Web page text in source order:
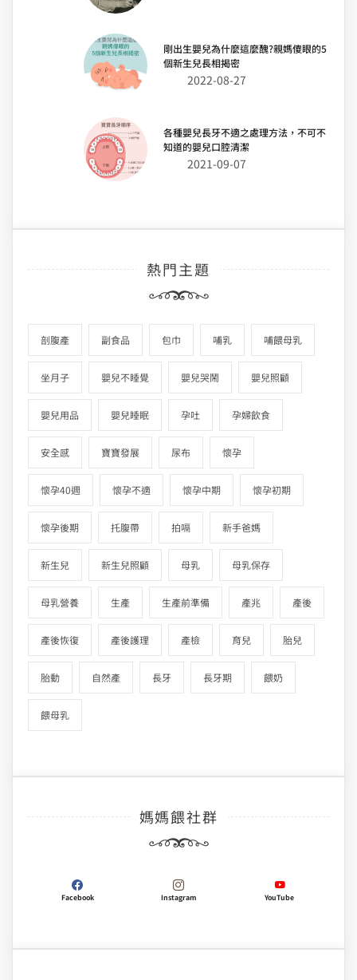
剛出生嬰兒為什麼這麼醜?親媽傻眼的5
個新生兒長相揭密
2022-08-27
各種嬰兒長牙不適之處理方法，不可不
知道的嬰兒口腔清潔
2021-09-07
熱門主題
剖腹產 副食品 包巾 哺乳 哺餵母乳
坐月子 嬰兒不睡覺 嬰兒哭鬧 嬰兒照顧
嬰兒用品 嬰兒睡眠 孕吐 孕婦飲食
安全感 寶寶發展 尿布 懷孕
懷孕40週 懷孕不適 懷孕中期 懷孕初期
懷孕後期 托腹帶 拍嗝 新手爸媽
新生兒 新生兒照顧 母乳 母乳保存
母乳營養 生產 生產前準備 產兆 產後
產後恢復 產後護理 產檢 育兒 胎兒
胎動 自然產 長牙 長牙期 餵奶
餵母乳
媽媽餵社群
Facebook Instagram YouTube